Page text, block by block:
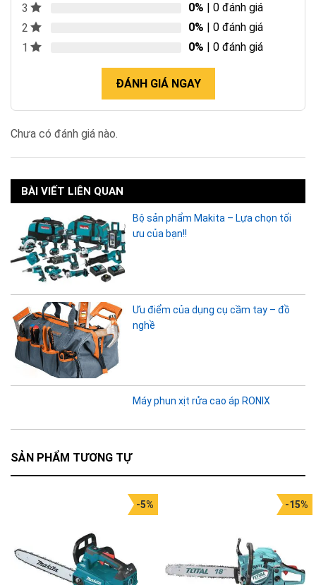
3
0% | 0 đánh giá
2
0% | 0 đánh giá
1
0% | 0 đánh giá
ĐÁNH GIÁ NGAY
Chưa có đánh giá nào.
BÀI VIẾT LIÊN QUAN
Bộ sản phẩm Makita – Lựa chọn tối
ưu của bạn!!
Ưu điểm của dụng cụ cầm tay – đồ
nghề
Máy phun xịt rửa cao áp RONIX
SẢN PHẨM TƯƠNG TỰ
-5% -15%